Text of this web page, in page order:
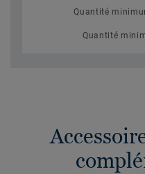
Quantité
Quantité